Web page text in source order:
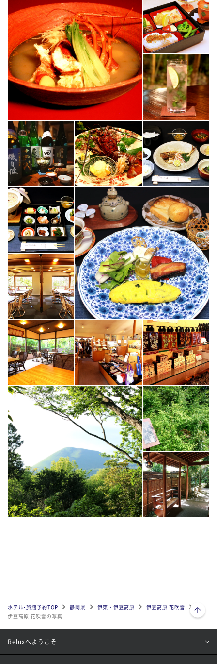
ホテル•旅館予約TOP 静岡県 伊東・伊豆高原
伊豆高原 花吹雪
伊豆高原 花吹雪の写真
ページトップへ
Reluxへようこそ